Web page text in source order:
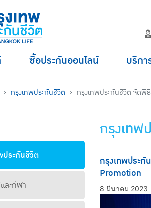
ซื้อประกันออนไลน์ บริก
กรุงเทพประกันชีวิต กรุงเทพประกันชีวิต จัดพิ
ประกันชีวิต
ละกีฬา
กรุงเทพ
กรุงเทพประกั
Promotion
8 มีนาคม 2023